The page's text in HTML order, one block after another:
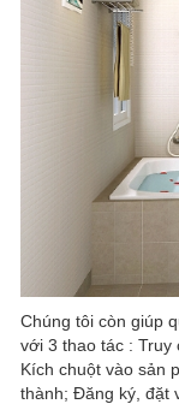
Chúng tôi còn giúp
với 3 thao tác : Truy
Kích chuột vào sản
thành; Đăng ký, đặt